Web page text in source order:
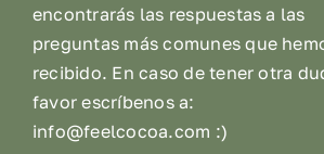
encontrarás las respuestas a las
preguntas más comunes que
recibido. En caso de tener otra
favor escríbenos a:
info@feelcocoa.com :)